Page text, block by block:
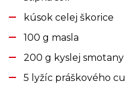
kúsok celej škorice
100 g masla
200 g kyslej
5 lyžíc práškového